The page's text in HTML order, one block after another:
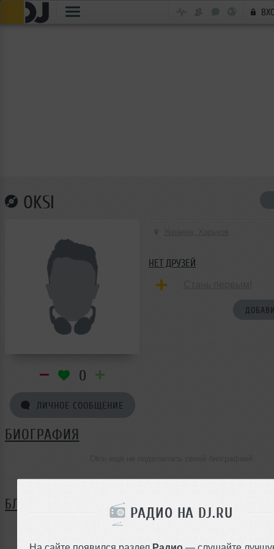
РАДИО НА DJ.RU
На сайте появился раздел Радио — слушайте
OKSI
0
ЛИЧНОЕ СООБЩЕНИЕ
НЕТ ДРУЗЕЙ
БИОГРАФИЯ
БЛОГ